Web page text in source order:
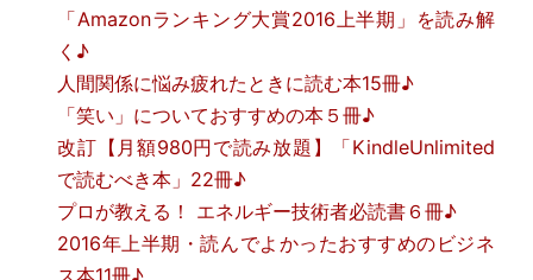
「Amazonランキング大賞2016上半期」を読み解
く♪
人間関係に悩み疲れたときに読む本15冊♪
「笑い」についておすすめの本５冊♪
改訂【月額980円で読み放題】「KindleUnlimited
で読むべき本」22冊♪
プロが教える！ エネルギー技術者必読書６冊♪
2016年上半期・読んでよかったおすすめのビジネ
ス本11冊♪